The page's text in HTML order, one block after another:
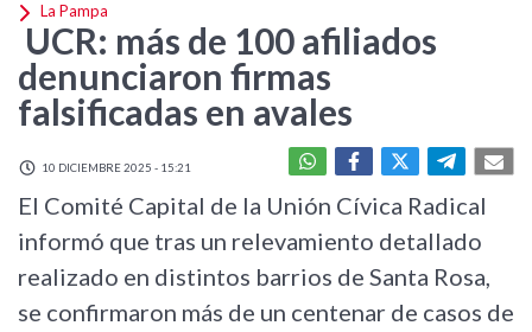
La Pampa
UCR: más de 100 afiliados
denunciaron firmas
falsificadas en avales
10 DICIEMBRE 2025 - 15:21
El Comité Capital de la Unión Cívica Radical
informó que tras un relevamiento detallado
realizado en distintos barrios de Santa Rosa,
se confirmaron más de un centenar de casos de